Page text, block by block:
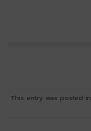
This entry was posted in